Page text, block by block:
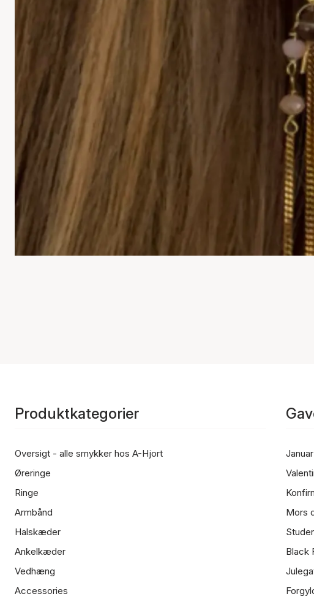
Produktkategorier
Oversigt - alle smykker hos A-Hjort
Øreringe
Ringe
Armbånd
Halskæder
Ankelkæder
Vedhæng
Accessories
Mors
Black